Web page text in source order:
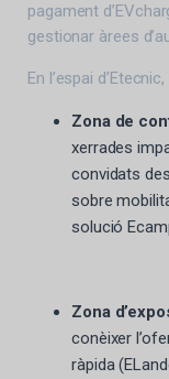
pagament
gestionar àrees
En l’espai
Zona de
xerrades
convidats
sobre
solució
Zona
conèixer
ràpida